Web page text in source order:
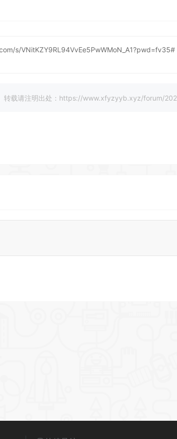
s/VNitKZY9RL94VvEe5PwWMoN_A1?pwd=fv35#
转载请注明出处：https://www.xfyzyyb.xyz/forum/